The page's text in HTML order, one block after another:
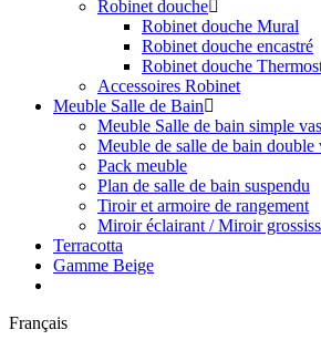
Robinet douche
Robinet douche Mural
Robinet douche encastré
Robinet douche
Accessoires Robinet
Meuble Salle de Bain
Meuble Salle de bain simple
Meuble de salle de bain double
Pack meuble
Plan de salle de bain suspendu
Tiroir et armoire de rangement
Miroir éclairant / Miroir
Terracotta
Gamme Beige
Français